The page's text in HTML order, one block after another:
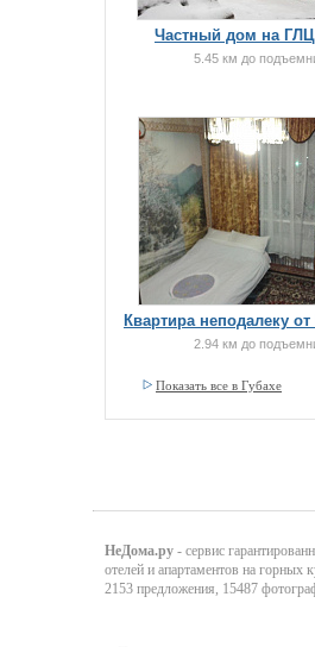
Частный дом на ГЛЦ
5.45 км до
Квартира неподалеку
2.94 км до
Показать все в Губахе
НеДома.ру - сервис
отелей и апартаментов на горных
2153 предложения, 15487